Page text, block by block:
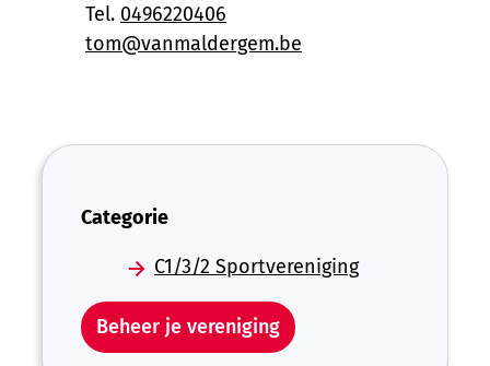
0496220406
E-mailtom@vanmaldergem.be
Categorie
C1/3/2 Sportvereniging
Beheer je vereniging